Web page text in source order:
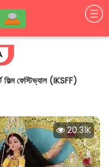
কলকাতা শর্ট ফিল্ম ফেস্টিভ্যাল
20.31K